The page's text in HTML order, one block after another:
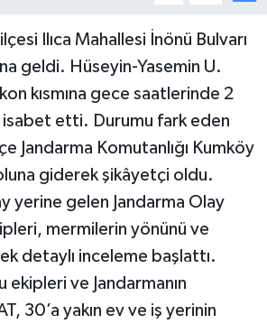
Ilıca Mahallesi İnönü Bulvarı
geldi. Hüseyin-Yasemin U.
kısmına gece saatlerinde 2
etti. Durumu fark eden
Jandarma Komutanlığı Kumköy
giderek şikâyetçi oldu.
yerine gelen Jandarma Olay
mermilerin yönünü ve
detaylı inceleme başlattı.
ekipleri ve Jandarmanın
30’a yakın ev ve iş yerinin